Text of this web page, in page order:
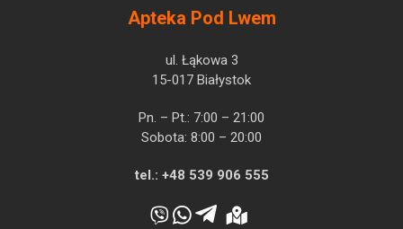
Apteka Pod Lwem
ul. Łąkowa 3
15-017 Białystok
Pn. – Pt.: 7:00 – 21:00
Sobota: 8:00 – 20:00
tel.: +48 539 906 555